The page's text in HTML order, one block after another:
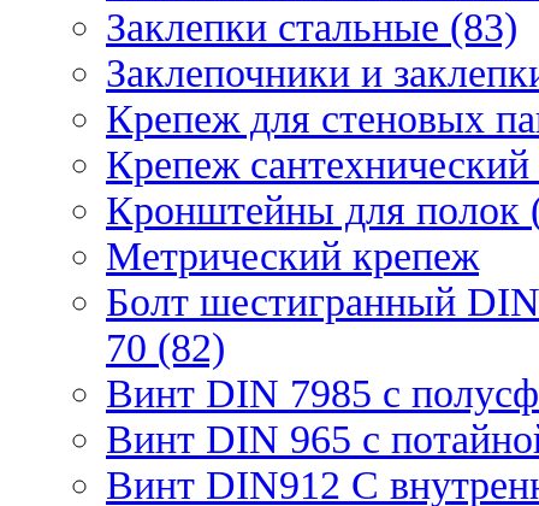
Заклепки стальные (83)
Заклепочники и
Крепеж для стеновых
Крепеж
Кронштейны для полок
Метрический крепеж
Болт шестигранный
70 (82)
Винт DIN 7985 с
Винт DIN 965 с
Винт DIN912 С